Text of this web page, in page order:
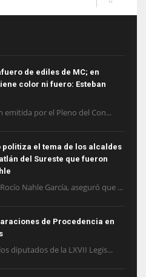
de ediles de MC; en
color ni fuero: Esteban
emitida por el Pleno del Con...
politiza el tema de los alcaldes
del Sureste que fueron
Nahle García, aseguró que ...
de Procedencia en
diputados de la LXVII Legis...